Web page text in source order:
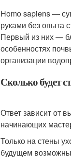
Homo sapiens —
руками без опыта
Первый из них —
особенностях
организации
Сколько будет
Ответ зависит от
начинающих
Только на стены
будущем